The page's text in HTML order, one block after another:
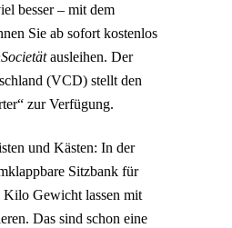
besser – mit dem
Sie ab sofort kostenlos
ausleihen. Der
(VCD) stellt den
zur Verfügung.
und Kästen: In der
Sitzbank für
Gewicht lassen mit
Das sind schon eine